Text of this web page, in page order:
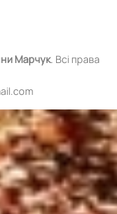
Марчук. Всі права